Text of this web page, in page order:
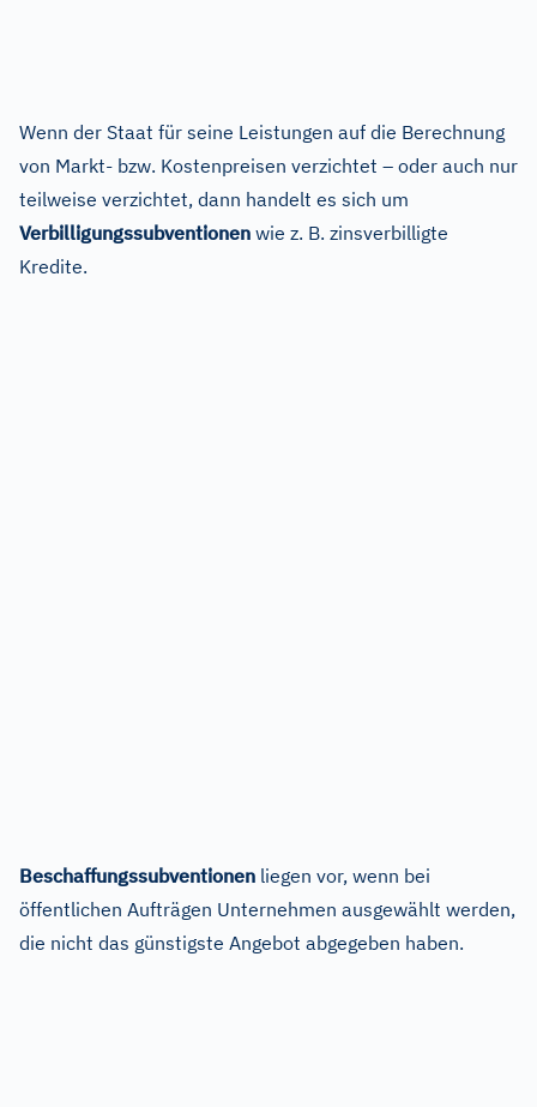
Wenn der Staat für seine Leistungen auf die Berechnung
von Markt- bzw. Kostenpreisen verzichtet – oder auch nur
teilweise verzichtet, dann handelt es sich um
Verbilligungssubventionen wie z. B. zinsverbilligte
Kredite.
Beschaffungssubventionen liegen vor, wenn bei
öffentlichen Aufträgen Unternehmen ausgewählt werden,
die nicht das günstigste Angebot abgegeben haben.